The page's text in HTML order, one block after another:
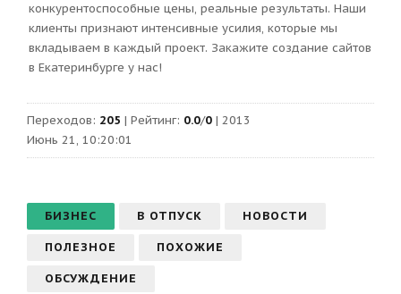
конкурентоспособные цены, реальные результаты. Наши
клиенты признают интенсивные усилия, которые мы
вкладываем в каждый проект. Закажите создание сайтов
в Екатеринбурге у нас!
Переходов: 205 | Рейтинг: 0.0/0 | 2013
Июнь 21, 10:20:01
БИЗНЕС В ОТПУСК НОВОСТИ
ПОЛЕЗНОЕ ПОХОЖИЕ
ОБСУЖДЕНИЕ